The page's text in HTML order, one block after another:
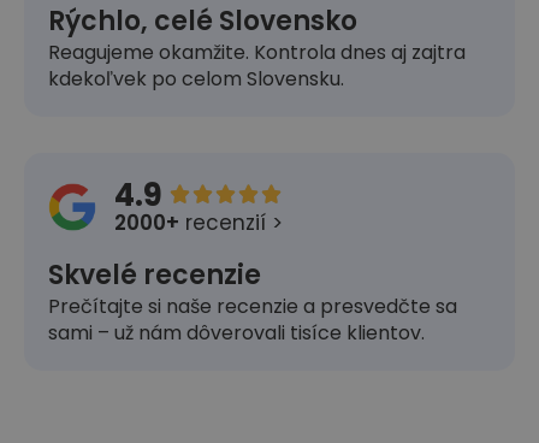
Rýchlo, celé Slovensko
Reagujeme okamžite. Kontrola dnes aj zajtra
kdekoľvek po celom Slovensku.
4.9 
2000+ recenzií >
Skvelé recenzie
Prečítajte si naše recenzie a presvedčte sa
sami – už nám dôverovali tisíce klientov.